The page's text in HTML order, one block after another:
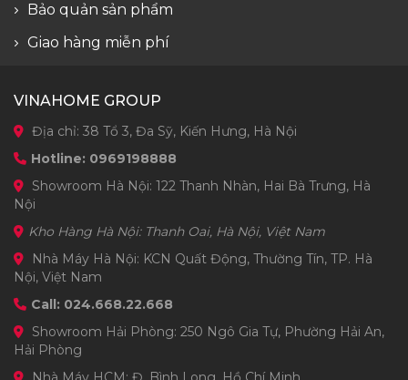
Bảo quản sản phẩm
Giao hàng miễn phí
VINAHOME GROUP
Địa chỉ: 38 Tổ 3, Đa Sỹ, Kiến Hưng, Hà Nội
Hotline: 0969198888
Showroom Hà Nội: 122 Thanh Nhàn, Hai Bà Trưng, Hà
Nội
Kho Hàng Hà Nội: Thanh Oai, Hà Nội, Việt Nam
Nhà Máy Hà Nội: KCN Quất Động, Thường Tín, TP. Hà
Nội, Việt Nam
Call: 024.668.22.668
Showroom Hải Phòng: 250 Ngô Gia Tự, Phường Hải An,
Hải Phòng